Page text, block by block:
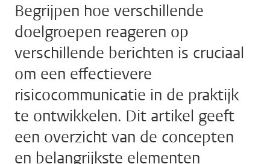
Begrijpen hoe verschillende
doelgroepen reageren op
verschillende berichten is cruciaal
om een effectievere
risicocommunicatie in de praktijk
te ontwikkelen. Dit artikel geeft
een overzicht van de concepten
en belangrijkste elementen